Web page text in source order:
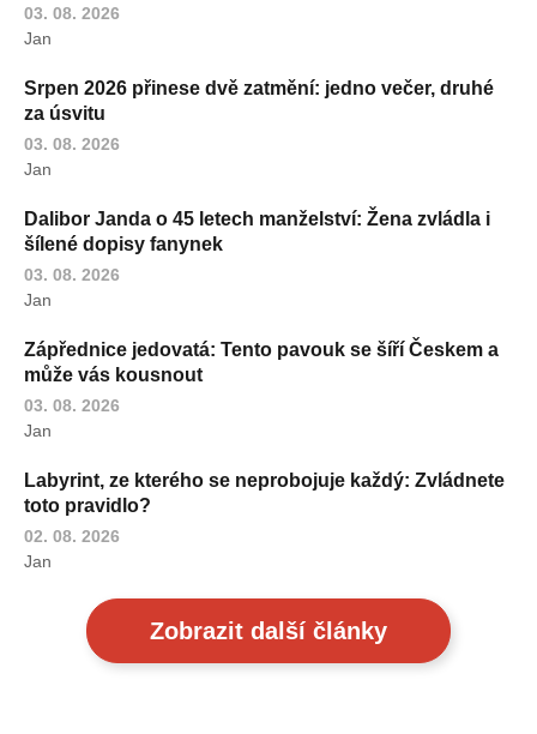
03. 08. 2026
Jan
Srpen 2026 přinese dvě zatmění: jedno večer, druhé
za úsvitu
03. 08. 2026
Jan
Dalibor Janda o 45 letech manželství: Žena zvládla i
šílené dopisy fanynek
03. 08. 2026
Jan
Zápřednice jedovatá: Tento pavouk se šíří Českem a
může vás kousnout
03. 08. 2026
Jan
Labyrint, ze kterého se neprobojuje každý: Zvládnete
toto pravidlo?
02. 08. 2026
Jan
Zobrazit další články